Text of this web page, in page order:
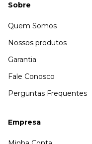
Sobre
Quem Somos
Nossos produtos
Garantia
Fale Conosco
Perguntas Frequentes
Empresa